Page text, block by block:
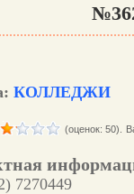
КОЛЛЕДЖИ
(оценок: 50).
7270449